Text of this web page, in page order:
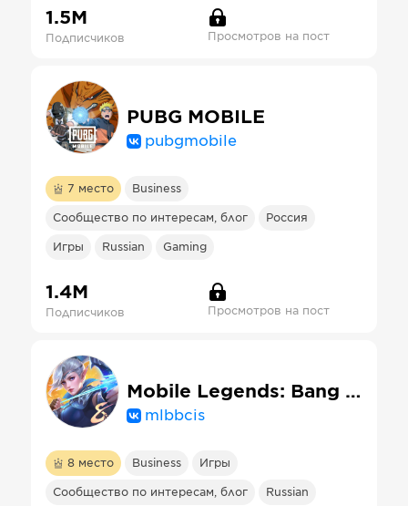
1.5М
Подписчиков Просмотров на пост
PUBG MOBILE
pubgmobile
7 место Business
Сообщество по интересам, блог Россия
Игры Russian Gaming
1.4М
Подписчиков Просмотров на пост
Mobile Legends: Bang Bang
mlbbcis
8 место Business Игры
Сообщество по интересам, блог Russian